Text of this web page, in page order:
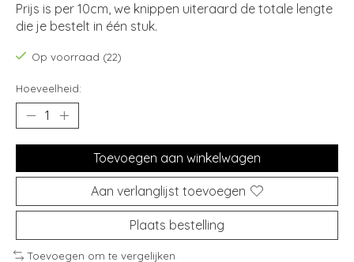
Prijs is per 10cm, we knippen uiteraard de totale lengte
die je bestelt in één stuk.
Op voorraad (22)
Hoeveelheid:
Toevoegen aan winkelwagen
Aan verlanglijst toevoegen
Plaats bestelling
Toevoegen om te vergelijken